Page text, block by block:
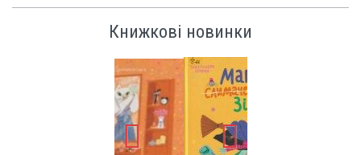
Книжкові новинки